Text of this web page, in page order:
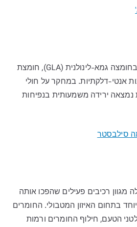
שמן זרעי בוראג' עשיר בחומצה גמא-לינולנית (GLA), חומצת
6 עם תכונות אנטי-דלקתיות. במחקר על חולי
ירידה משמעותית בנפיחות
סילבסטר
מגוון רכיבים פעילים שהפכו אותה
בתחום האיזון המטבולי. החומרים
הטעם, חילוף החומרים ורמות